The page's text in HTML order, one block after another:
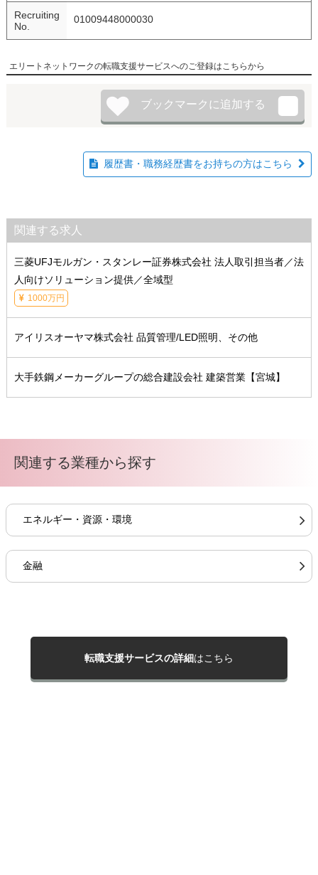
Recruiting
No.
01009448000030
エリートネットワークの転職支援サービスへのご登録はこちらから
履歴書・職務経歴書をお持ちの方はこちら
関連する求人
三菱UFJモルガン・スタンレー証券株式会社 法人取引担当者／法
人向けソリューション提供／全域型
1000万円
アイリスオーヤマ株式会社 品質管理/LED照明、その他
大手鉄鋼メーカーグループの総合建設会社 建築営業【宮城】
関連する業種から探す
エネルギー・資源・環境
金融
転職支援サービスの詳細はこちら